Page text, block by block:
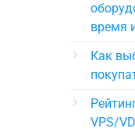
время
Как
VPS/